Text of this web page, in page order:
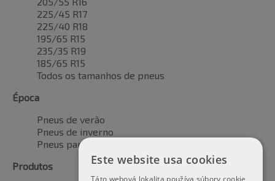
225/45 R17
225/40 R18
195/65 R15
235/35 R19
185/65 R15
Todos os tamanhos de pneus
Época
Pneus de verão
Pneus de inverno
Pneus para todas as estações
Produtos
Este website usa cookies
Táto webová lokalita používa súbory cookie